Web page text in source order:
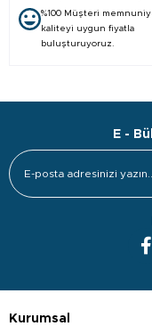
%100 Müşteri
kaliteyi uygun fiyatla
buluşturuyoruz.
E -
Kurumsal